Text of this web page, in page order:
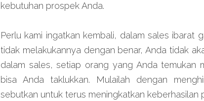
kebutuhan prospek Anda.
Perlu kami ingatkan kembali, dalam sales ibarat
tidak melakukannya dengan benar, Anda tidak
dalam sales, setiap orang yang Anda temukan
bisa Anda taklukkan. Mulailah dengan
sebutkan untuk terus meningkatkan keberhasilan